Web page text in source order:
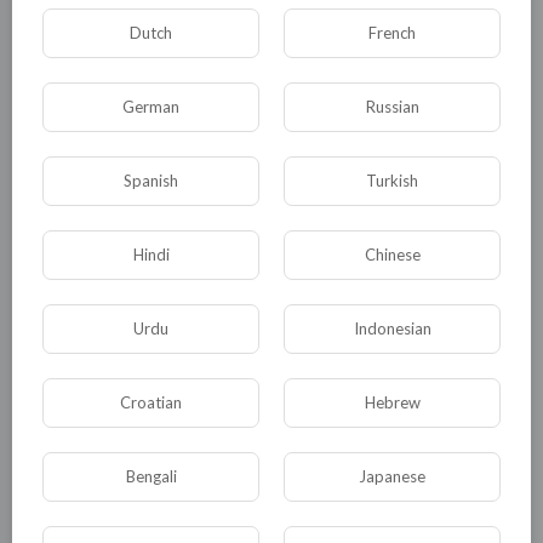
сторону повышения."}},
{"type":"paragraph","data":{"text":"9. Думаю, что
возможно запустим и Международную
организацию экономического и культурного
сотрудничества(МОЭКС). Аналог МВФ. В
итоге через несколько лет, при этом сценарии,
{"type":"paragraph","data":{"text":"10. Сельское
хозяйство должно и станет локомотивом
экономики. В Минсельхозе обратил бы
внимание на заместителя министра И. В.
ЛЕБЕДЕВА. Я писал ранее о нем. "}},
{"type":"paragraph","data":{"text":"11. Считаю,
что в скором времени сформируется новый
управленческий класс в стране с чётко
Dutch French
German Russian
Spanish Turkish
Hindi Chinese
Urdu Indonesian
Croatian Hebrew
Bengali Japanese